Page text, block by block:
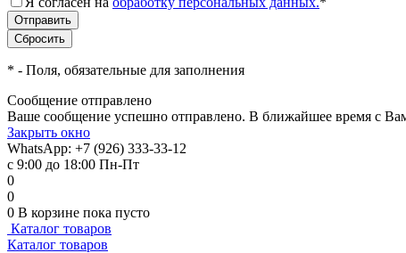
* - Поля, обязательные для заполнения
Сообщение отправлено
Ваше сообщение успешно отправлено. В ближайшее время с
Закрыть окно
WhatsApp: +7 (926) 333-33-12
с 9:00 до 18:00 Пн-Пт
0
0
0 В корзине пока пусто
Каталог товаров
Каталог товаров